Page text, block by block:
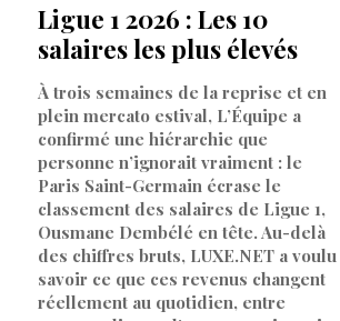
Ligue 1 2026 : Les 10
salaires les plus élevés
À trois semaines de la reprise et en
plein mercato estival, L’Équipe a
confirmé une hiérarchie que
personne n’ignorait vraiment : le
Paris Saint-Germain écrase le
classement des salaires de Ligue 1,
Ousmane Dembélé en tête. Au-delà
des chiffres bruts, LUXE.NET a voulu
savoir ce que ces revenus changent
réellement au quotidien, entre